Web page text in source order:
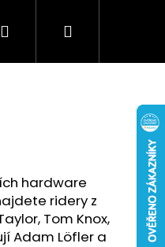
Tabulky velikostí
PřihlášeníNákupní
hardware
ridery z
Tom Knox,
Adam Löfler a